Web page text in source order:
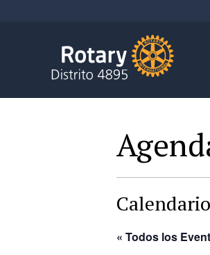
« Todos los